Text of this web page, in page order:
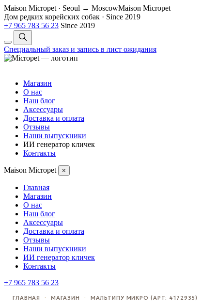
Maison Micropet · Seoul → MoscowMaison Micropet
Дом редких корейских собак · Since 2019
+7 965 783 56 23 Since 2019
Специальный заказ и запись в лист ожидания
Магазин
О нас
Наш блог
Аксессуары
Доставка и оплата
Отзывы
Наши выпускники
ИИ генератор кличек
Контакты
Maison Micropet ×
Главная
Магазин
О нас
Наш блог
Аксессуары
Доставка и оплата
Отзывы
Наши выпускники
ИИ генератор кличек
Контакты
+7 965 783 56 23
ГЛАВНАЯ · МАГАЗИН · МАЛЬТИПУ МИКРО (АРТ: 4172935)